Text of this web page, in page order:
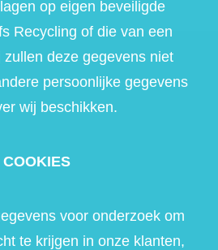
op eigen beveiligde
Recycling of die van een
deze gegevens niet
persoonlijke gegevens
wij beschikken.
COOKIES
voor onderzoek om
te krijgen in onze klanten,